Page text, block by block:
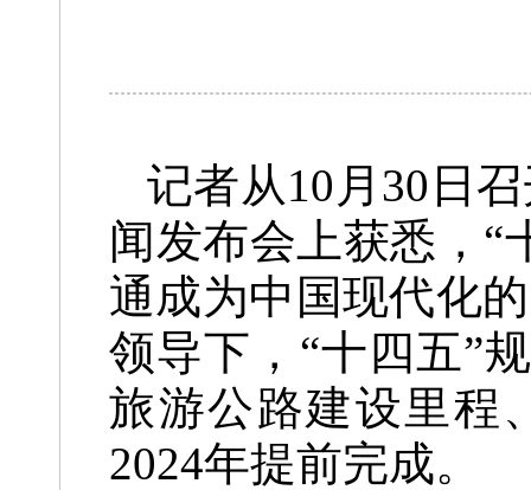
记者从10月30日
闻发布会上获悉，“
通成为中国现代化
领导下，“十四五”
旅游公路建设里程
2024年提前完成。